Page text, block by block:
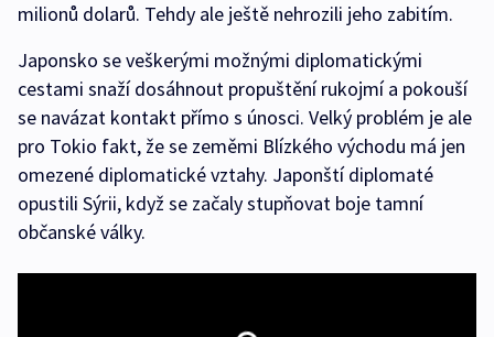
milionů dolarů. Tehdy ale ještě nehrozili jeho zabitím.
Japonsko se veškerými možnými diplomatickými
cestami snaží dosáhnout propuštění rukojmí a pokouší
se navázat kontakt přímo s únosci. Velký problém je ale
pro Tokio fakt, že se zeměmi Blízkého východu má jen
omezené diplomatické vztahy. Japonští diplomaté
opustili Sýrii, když se začaly stupňovat boje tamní
občanské války.